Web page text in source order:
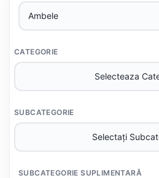
CATEGORIE
SUBCATEGORIE
SUBCATEGORIE SUPLIMENTARĂ